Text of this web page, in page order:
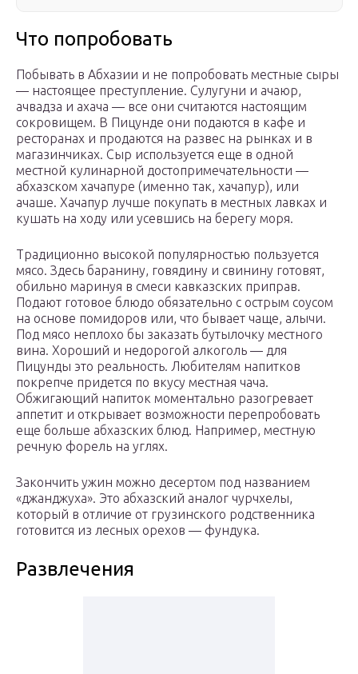
Что попробовать
Побывать в Абхазии и не попробовать местные сыры
— настоящее преступление. Сулугуни и ачаюр,
ачвадза и ахача — все они считаются настоящим
сокровищем. В Пицунде они подаются в кафе и
ресторанах и продаются на развес на рынках и в
магазинчиках. Сыр используется еще в одной
местной кулинарной достопримечательности —
абхазском хачапуре (именно так, хачапур), или
ачаше. Хачапур лучше покупать в местных лавках и
кушать на ходу или усевшись на берегу моря.
Традиционно высокой популярностью пользуется
мясо. Здесь баранину, говядину и свинину готовят,
обильно маринуя в смеси кавказских приправ.
Подают готовое блюдо обязательно с острым соусом
на основе помидоров или, что бывает чаще, алычи.
Под мясо неплохо бы заказать бутылочку местного
вина. Хороший и недорогой алкоголь — для
Пицунды это реальность. Любителям напитков
покрепче придется по вкусу местная чача.
Обжигающий напиток моментально разогревает
аппетит и открывает возможности перепробовать
еще больше абхазских блюд. Например, местную
речную форель на углях.
Закончить ужин можно десертом под названием
«джанджуха». Это абхазский аналог чурчхелы,
который в отличие от грузинского родственника
готовится из лесных орехов — фундука.
Развлечения